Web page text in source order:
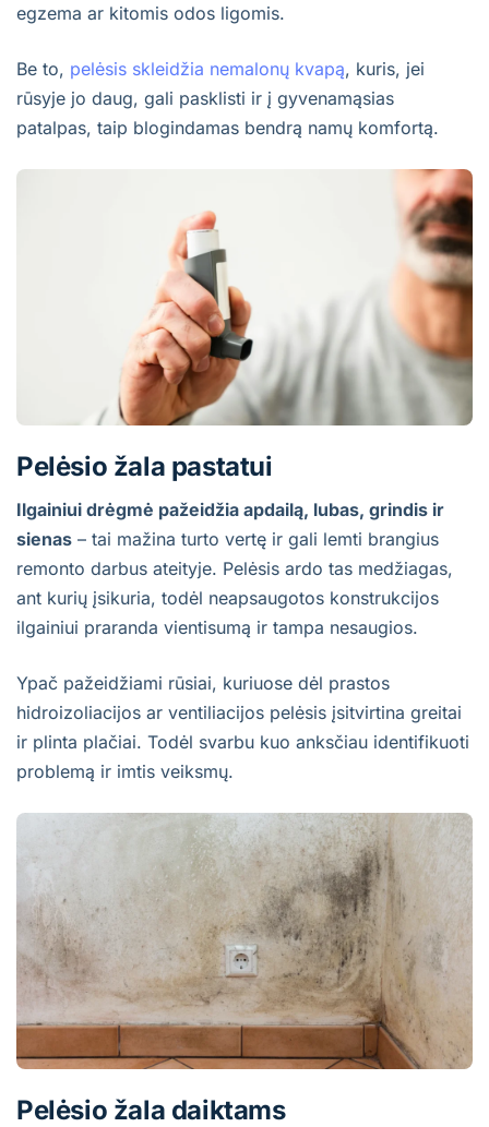
egzema ar kitomis odos ligomis.
Be to, pelėsis skleidžia nemalonų kvapą, kuris, jei
rūsyje jo daug, gali pasklisti ir į gyvenamąsias
patalpas, taip blogindamas bendrą namų komfortą.
Pelėsio žala pastatui
Ilgainiui drėgmė pažeidžia apdailą, lubas, grindis ir
sienas – tai mažina turto vertę ir gali lemti brangius
remonto darbus ateityje. Pelėsis ardo tas medžiagas,
ant kurių įsikuria, todėl neapsaugotos konstrukcijos
ilgainiui praranda vientisumą ir tampa nesaugios.
Ypač pažeidžiami rūsiai, kuriuose dėl prastos
hidroizoliacijos ar ventiliacijos pelėsis įsitvirtina greitai
ir plinta plačiai. Todėl svarbu kuo anksčiau identifikuoti
problemą ir imtis veiksmų.
Pelėsio žala daiktams